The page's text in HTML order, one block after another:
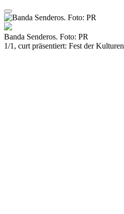
Banda Senderos. Foto: PR
1/1, curt präsentiert: Fest der Kulturen